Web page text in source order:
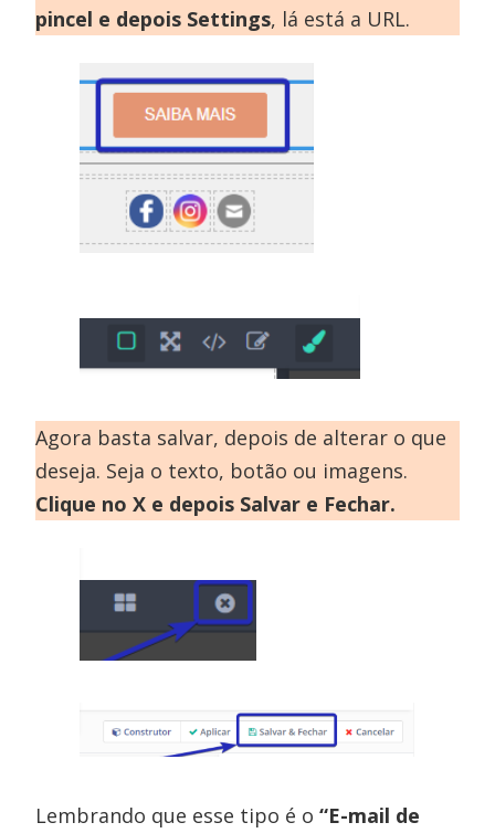
pincel e depois Settings, lá está a URL.
Agora basta salvar, depois de alterar o que
deseja. Seja o texto, botão ou imagens.
Clique no X e depois Salvar e Fechar.
Lembrando que esse tipo é o“E-mail de